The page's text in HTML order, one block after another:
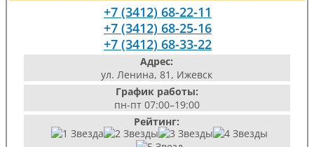
+7 (3412) 68-22-11
+7 (3412) 68-25-16
+7 (3412) 68-33-22
Адрес:
ул. Ленина, 81, Ижевск
График работы:
пн-пт 07:00–19:00
Рейтинг: